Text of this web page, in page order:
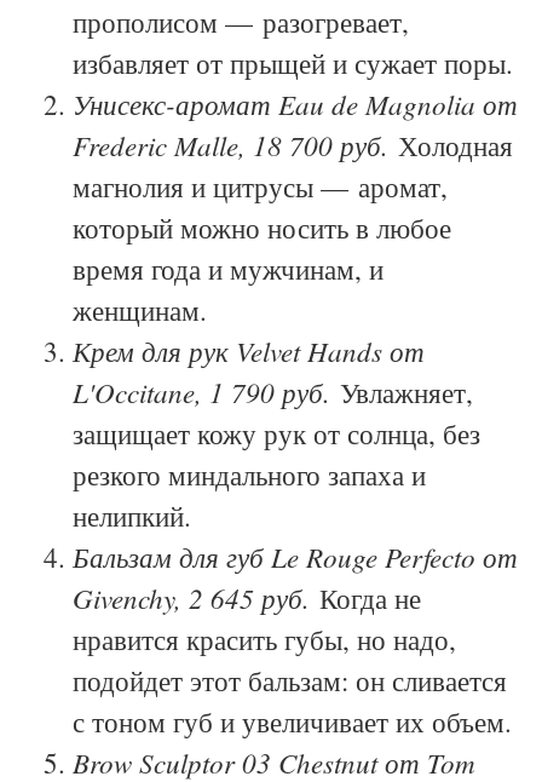
прополисом — разогревает,
избавляет от прыщей и сужает поры.
Унисекс-аромат Eau de Magnolia от
Frederic Malle, 18 700 руб. Холодная
магнолия и цитрусы — аромат,
который можно носить в любое
время года и мужчинам, и
женщинам.
Крем для рук Velvet Hands от
L'Occitane, 1 790 руб. Увлажняет,
защищает кожу рук от солнца, без
резкого миндального запаха и
нелипкий.
Бальзам для губ Le Rouge Perfecto от
Givenchy, 2 645 руб. Когда не
нравится красить губы, но надо,
подойдет этот бальзам: он сливается
с тоном губ и увеличивает их объем.
Brow Sculptor 03 Chestnut от Tom